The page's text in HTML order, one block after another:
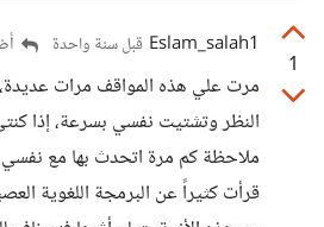
1
Eslam_salah1 قبل سنة واحدة
مرت علي هذه المواقف مرات
النظر وتشتيت نفسي بسرعة، إذا
ملاحظة كم مرة اتحدث بها مع
قرأت كثيراً عن البرمجة اللغوية